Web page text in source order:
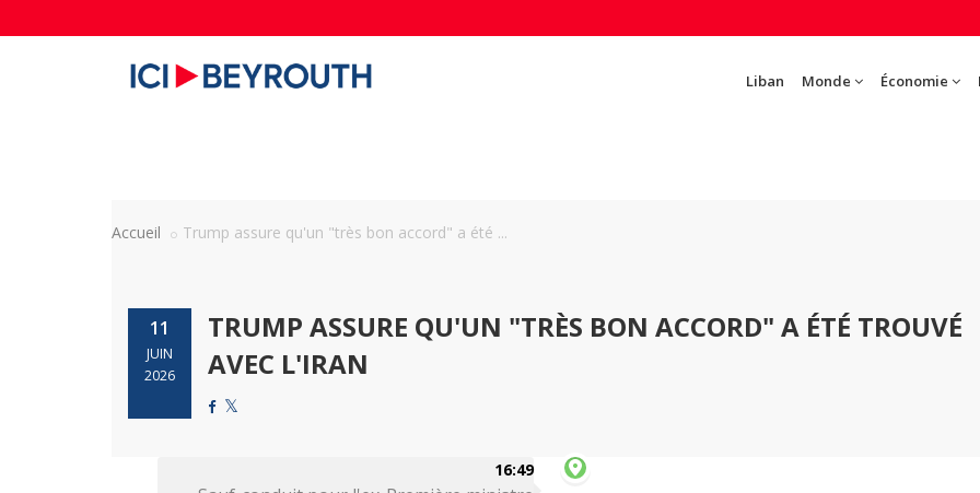
Liban Monde Économie
Accueil Trump assure qu'un "très bon accord" a été ...
11
JUIN
2026
TRUMP ASSURE QU'UN "TRÈS BON ACCORD" A ÉTÉ TROUVÉ
AVEC L'IRAN
16:49